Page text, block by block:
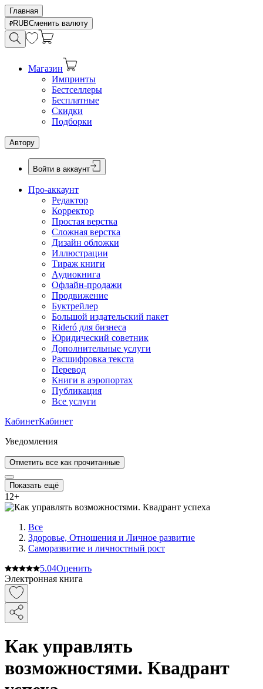
Главная
RUBСменить валюту
Магазин
Импринты
Бестселлеры
Бесплатные
Скидки
Подборки
Автору
Войти в аккаунт
Про-аккаунт
Редактор
Корректор
Простая верстка
Сложная верстка
Дизайн обложки
Иллюстрации
Тираж книги
Аудиокнига
Офлайн-продажи
Продвижение
Буктрейлер
Большой издательский пакет
Rideró для бизнеса
Юридический советник
Дополнительные услуги
Расшифровка текста
Перевод
Книги в аэропортах
Публикация
Все услуги
КабинетКабинет
Уведомления
Отметить все как прочитанные
Показать ещё
12+
Все
Здоровье, Отношения и Личное развитие
Саморазвитие и личностный рост
5.04Оценить
Электронная книга
Как управлять
возможностями. Квадрант